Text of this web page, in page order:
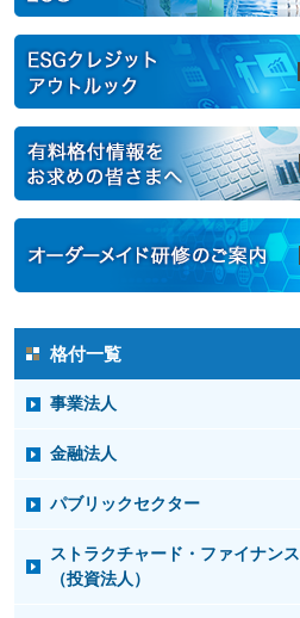
格付一覧
事業法人
金融法人
パブリックセクター
ストラクチャード・ファイナンス
（投資法人）